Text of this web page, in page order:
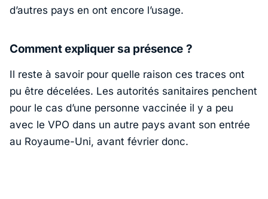
d’autres pays en ont encore l’usage.
Comment expliquer sa présence ?
Il reste à savoir pour quelle raison ces traces ont
pu être décelées. Les autorités sanitaires penchent
pour le cas d’une personne vaccinée il y a peu
avec le VPO dans un autre pays avant son entrée
au Royaume-Uni, avant février donc.